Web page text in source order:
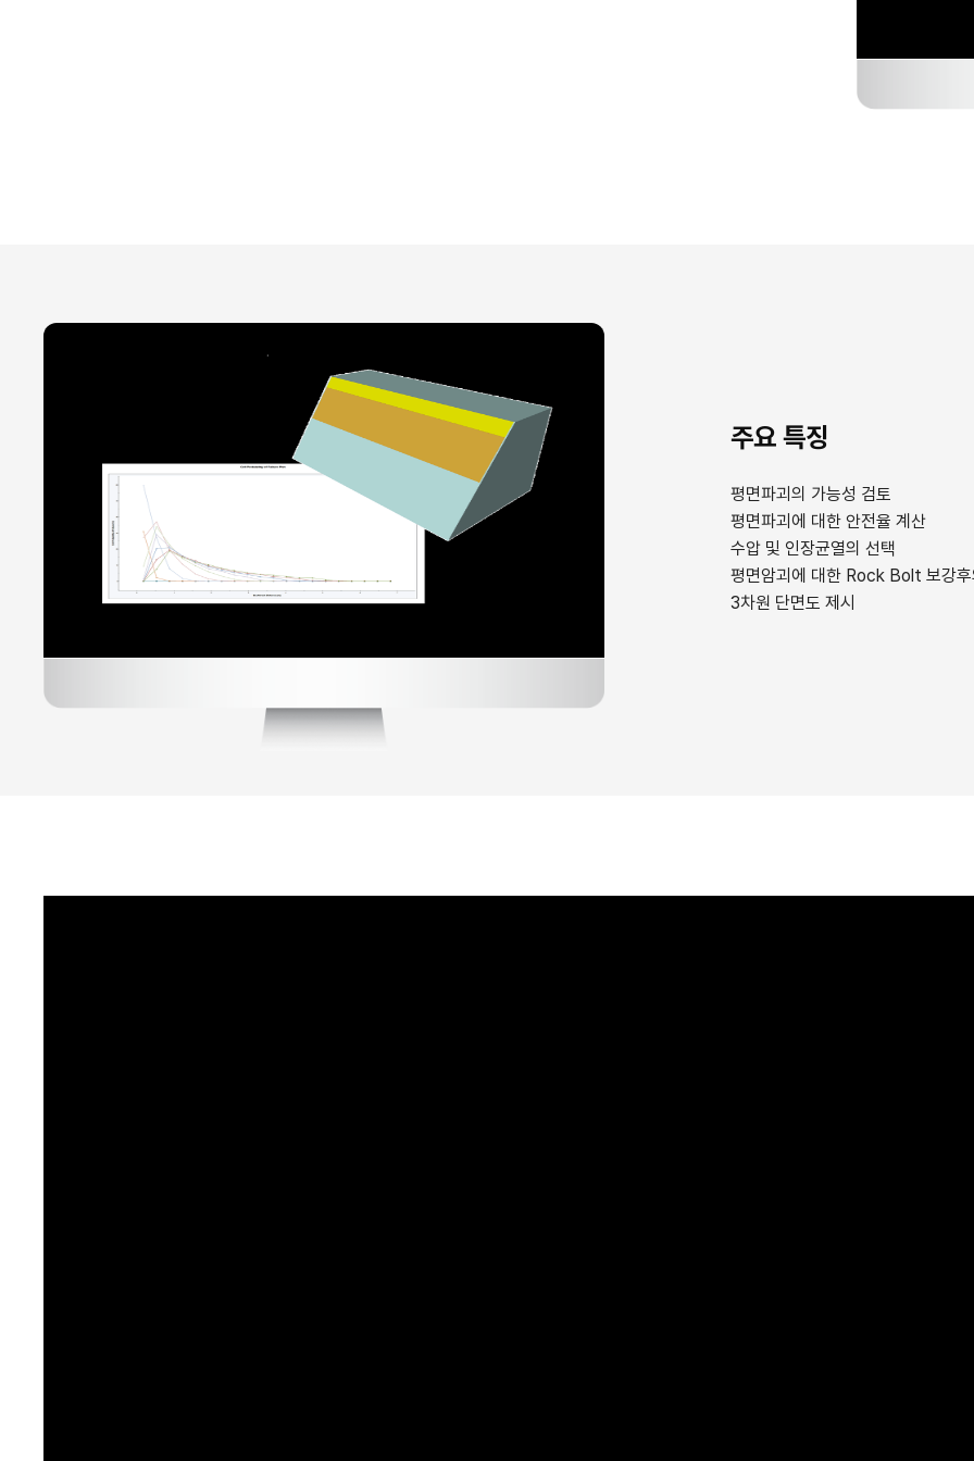
주요 특징
평면파괴의 가능성 검토
평면파괴에 대한 안전율 계산
수압 및 인장균열의 선택
평면암괴에 대한 Rock Bolt 보강
3차원 단면도 제시